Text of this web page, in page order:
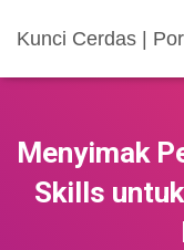
Kunci Cerdas |
Menyimak
Skills